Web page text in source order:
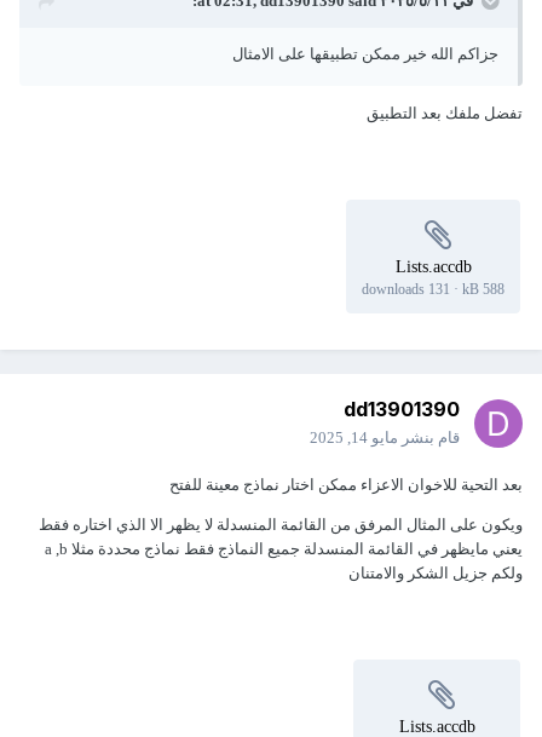
جزاكم الله خير ممكن تطبيقها على الامثال
تفضل ملفك بعد التطبيق
Lists.accdb
588 kB
·
131 downloads
dd13901390
قام بنشر مايو 14, 2025
بعد التحية للاخوان الاعزاء ممكن اختار نماذج معينة للفتح
ويكون على المثال المرفق من القائمة المنسدلة لا يظهر الا الذي اختاره فقط
يعني مايظهر في القائمة المنسدلة جميع النماذج فقط نماذج محددة مثلا a ,b
ولكم جزيل الشكر والامتنان
Lists.accdb